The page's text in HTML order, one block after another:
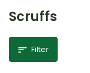
Scruffs
Filter